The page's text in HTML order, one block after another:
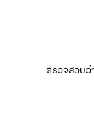
ตรวจสอบว่